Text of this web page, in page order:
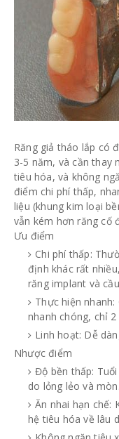
Răng giả tháo lắp có
3-5 năm, và cần thay
tiêu hóa, và không
điểm chi phí thấp,
liệu (khung kim loại
vẫn kém hơn răng cố
Ưu điểm
Chi phí thấp:
định khác rất
răng implant và
Thực hiện
nhanh chóng, chỉ
Linh hoạt: Dễ
Nhược điểm
Độ bền thấp:
do lỏng lẻo và mòn.
Ăn nhai hạn chế:
hệ tiêu hóa về lâu